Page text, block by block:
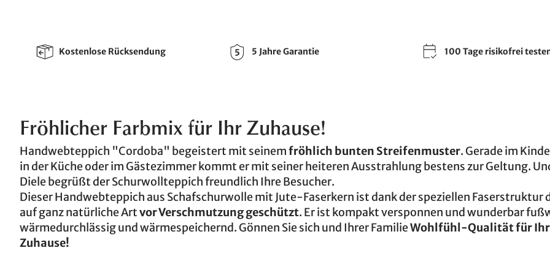
Kostenlose Rücksendung 5 Jahre Garantie 100 Tage risikofrei
Fröhlicher Farbmix für Ihr Zuhause!
Handwebteppich "Cordoba" begeistert mit seinemfröhlich bunten Streifenmuster. Gerade im
in der Küche oder im Gästezimmer kommt er mit seiner heiteren Ausstrahlung bestens zur Geltung.
Diele begrüßt der Schurwollteppich freundlich Ihre Besucher.
Dieser Handwebteppich aus Schafschurwolle mit Jute-Faserkern ist dank der speziellen Faserstruktur
auf ganz natürliche Artvor Verschmutzung geschützt. Er ist kompakt versponnen und wunderbar
wärmedurchlässig und wärmespeichernd. Gönnen Sie sich und Ihrer FamilieWohlfühl-Qualität für Ihr
Zuhause!